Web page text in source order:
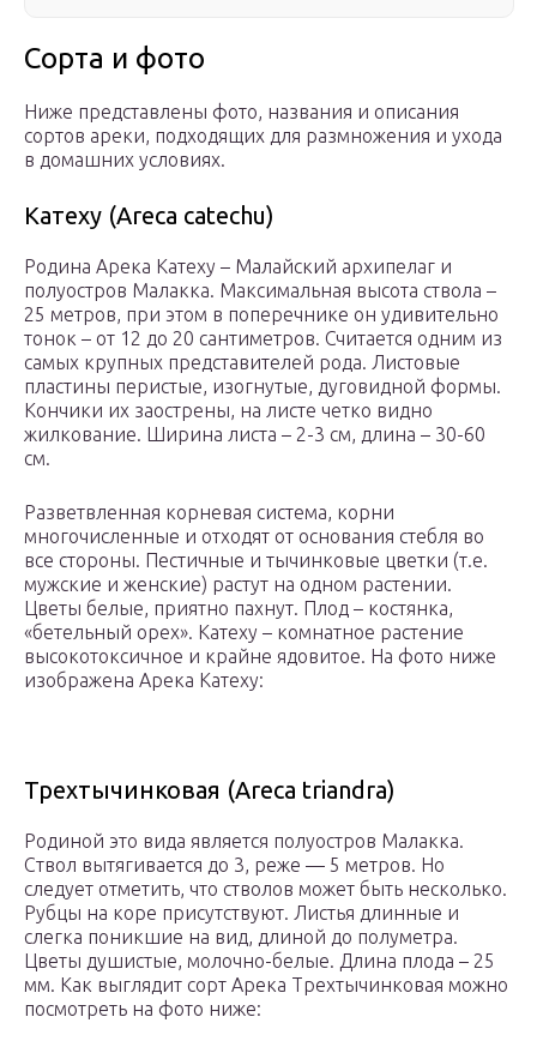
Сорта и фото
Ниже представлены фото, названия и описания
сортов ареки, подходящих для размножения и ухода
в домашних условиях.
Катеху (Areca catechu)
Родина Арека Катеху – Малайский архипелаг и
полуостров Малакка. Максимальная высота ствола –
25 метров, при этом в поперечнике он удивительно
тонок – от 12 до 20 сантиметров. Считается одним из
самых крупных представителей рода. Листовые
пластины перистые, изогнутые, дуговидной формы.
Кончики их заострены, на листе четко видно
жилкование. Ширина листа – 2-3 см, длина – 30-60
см.
Разветвленная корневая система, корни
многочисленные и отходят от основания стебля во
все стороны. Пестичные и тычинковые цветки (т.е.
мужские и женские) растут на одном растении.
Цветы белые, приятно пахнут. Плод – костянка,
«бетельный орех». Катеху – комнатное растение
высокотоксичное и крайне ядовитое. На фото ниже
изображена Арека Катеху:
Трехтычинковая (Areca triandra)
Родиной это вида является полуостров Малакка.
Ствол вытягивается до 3, реже — 5 метров. Но
следует отметить, что стволов может быть несколько.
Рубцы на коре присутствуют. Листья длинные и
слегка поникшие на вид, длиной до полуметра.
Цветы душистые, молочно-белые. Длина плода – 25
мм. Как выглядит сорт Арека Трехтычинковая можно
посмотреть на фото ниже: